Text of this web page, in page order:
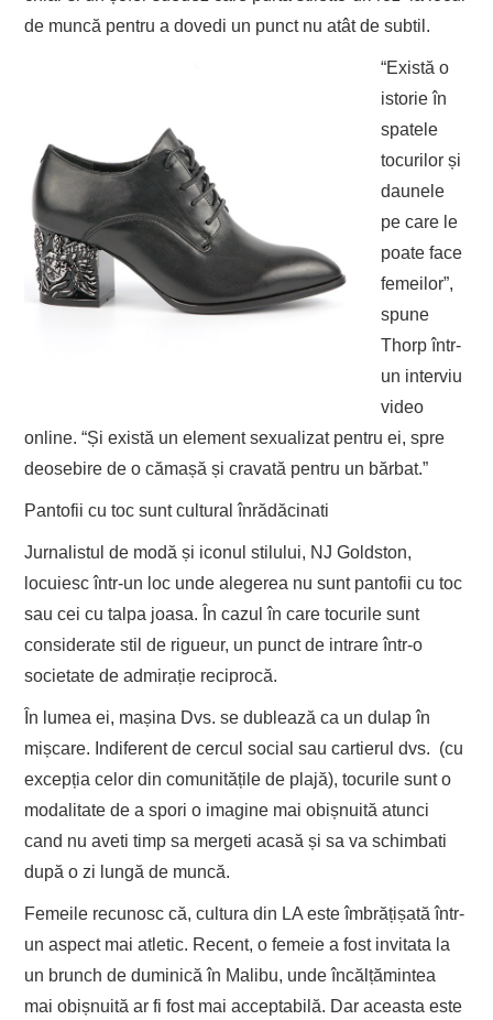
de muncă pentru a dovedi un punct nu atât de subtil.
“Există o
istorie în
spatele
tocurilor și
daunele
pe care le
poate face
femeilor”,
spune
Thorp într-
un interviu
video
online. “Și există un element sexualizat pentru ei, spre
deosebire de o cămașă și cravată pentru un bărbat.”
Pantofii cu toc sunt cultural înrădăcinati
Jurnalistul de modă și iconul stilului, NJ Goldston,
locuiesc într-un loc unde alegerea nu sunt pantofii cu toc
sau cei cu talpa joasa. În cazul în care tocurile sunt
considerate stil de rigueur, un punct de intrare într-o
societate de admirație reciprocă.
În lumea ei, mașina Dvs. se dublează ca un dulap în
mișcare. Indiferent de cercul social sau cartierul dvs. (cu
excepția celor din comunitățile de plajă), tocurile sunt o
modalitate de a spori o imagine mai obișnuită atunci
cand nu aveti timp sa mergeti acasă și sa va schimbati
după o zi lungă de muncă.
Femeile recunosc că, cultura din LA este îmbrățișată într-
un aspect mai atletic. Recent, o femeie a fost invitata la
un brunch de duminică în Malibu, unde încălțămintea
mai obișnuită ar fi fost mai acceptabilă. Dar aceasta este